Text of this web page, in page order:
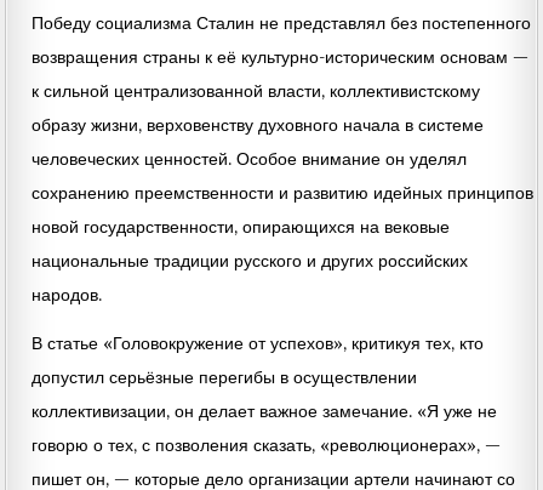
Победу социализма Сталин не представлял без постепенного
возвращения страны к её культурно-историческим основам —
к сильной централизованной власти, коллективистскому
образу жизни, верховенству духовного начала в системе
человеческих ценностей. Особое внимание он уделял
сохранению преемственности и развитию идейных принципов
новой государственности, опирающихся на вековые
национальные традиции русского и других российских
народов.
В статье «Головокружение от успехов», критикуя тех, кто
допустил серьёзные перегибы в осуществлении
коллективизации, он делает важное замечание. «Я уже не
говорю о тех, с позволения сказать, «революционерах», —
пишет он, — которые дело организации артели начинают со